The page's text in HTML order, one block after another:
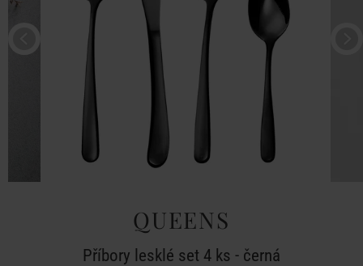
QUEENS
Příbory lesklé set 4 ks - černá